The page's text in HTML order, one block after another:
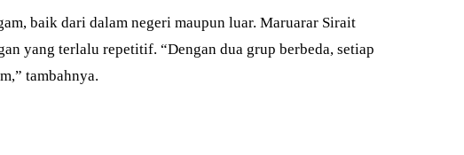
baik dari dalam negeri maupun luar. Maruarar Sirait
yang terlalu repetitif. “Dengan dua grup berbeda, setiap
tambahnya.